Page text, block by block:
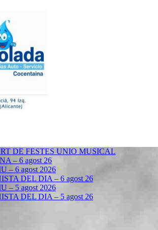
DE FESTES UNIO MUSICAL
– 6 agost 26
– 6 agost 2026
DEL DIA – 6 agost 26
– 5 agost 2026
DEL DIA – 5 agost 26